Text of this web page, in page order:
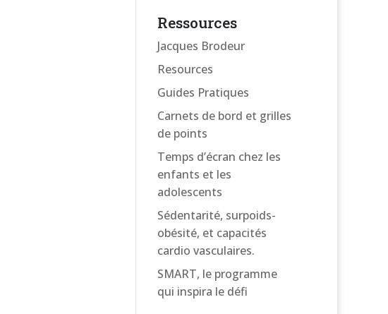
Ressources
Jacques Brodeur
Resources
Guides Pratiques
Carnets de bord et grilles
de points
Temps d’écran chez les
enfants et les
adolescents
Sédentarité, surpoids-
obésité, et capacités
cardio vasculaires.
SMART, le programme
qui inspira le défi